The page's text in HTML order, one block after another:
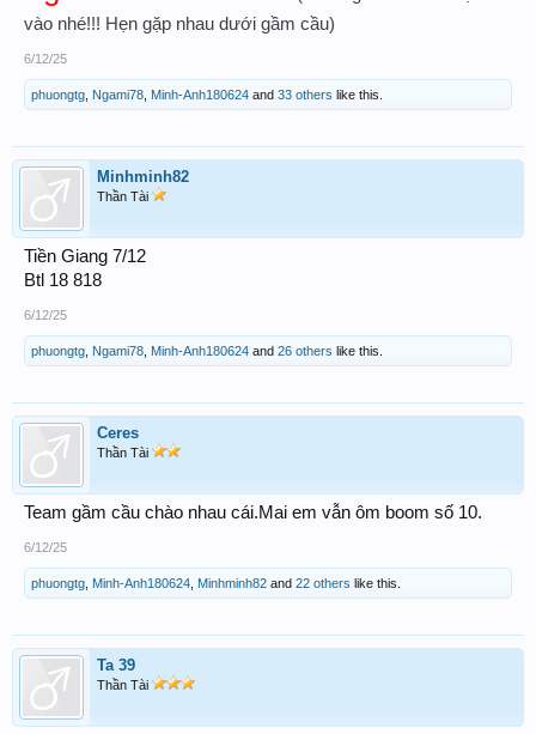
vào nhé!!! Hẹn gặp nhau dưới gầm cầu)
6/12/25
phuongtg Ngami78 Minh-Anh180624 and 33 others like this.
Minhminh82
Thần Tài
Tiền Giang 7/12
Btl 18 818
6/12/25
phuongtg Ngami78 Minh-Anh180624 and 26 others like this.
Ceres
Thần Tài
Team gầm cầu chào nhau cái.Mai em vẫn ôm boom số 10.
6/12/25
phuongtg Minh-Anh180624 Minhminh82 and 22 others like this.
Ta 39
Thần Tài